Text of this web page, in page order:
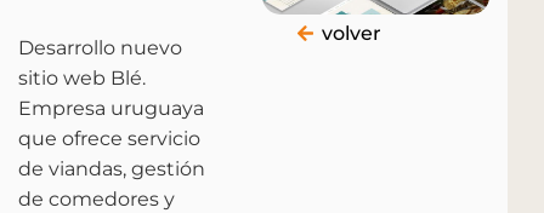
Desarrollo nuevo
sitio web Blé.
Empresa uruguaya
que ofrece servicio
de viandas, gestión
de comedores y
volver